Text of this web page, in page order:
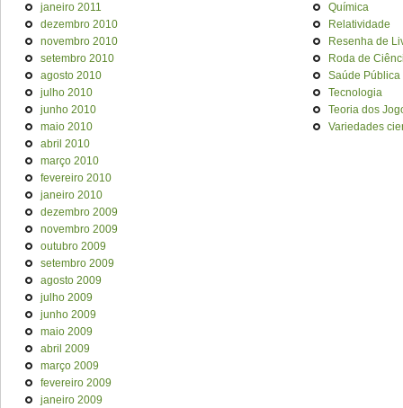
janeiro 2011
dezembro 2010
novembro 2010
setembro 2010
agosto 2010
julho 2010
junho 2010
maio 2010
abril 2010
março 2010
fevereiro 2010
janeiro 2010
dezembro 2009
novembro 2009
outubro 2009
setembro 2009
agosto 2009
julho 2009
junho 2009
maio 2009
abril 2009
março 2009
fevereiro 2009
janeiro 2009
Química
Relatividade
Resenha de
Roda de
Saúde Pública
Tecnologia
Teoria dos
Variedades